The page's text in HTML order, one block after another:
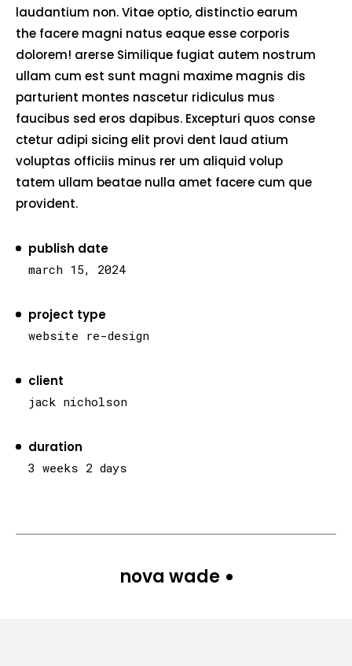
laudantium non. Vitae optio, distinctio earum
the facere magni natus eaque esse corporis
dolorem! arerse Similique fugiat autem nostrum
ullam cum est sunt magni maxime magnis dis
parturient montes nascetur ridiculus mus
faucibus sed eros dapibus. Excepturi quos conse
ctetur adipi sicing elit provi dent laud atium
voluptas officiis minus rer um aliquid volup
tatem ullam beatae nulla amet facere cum que
provident.
publish date
march 15, 2024
project type
website re-design
client
jack nicholson
duration
3 weeks 2 days
nova wade